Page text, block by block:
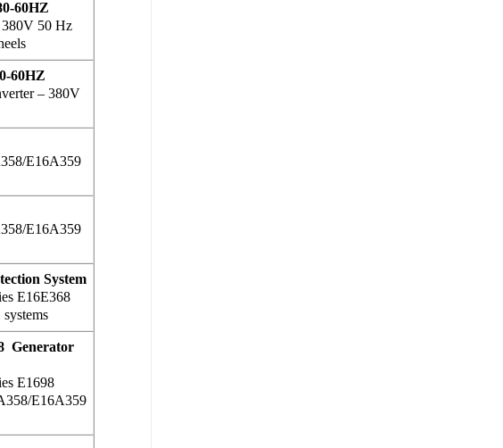
60HZ
380V 50 Hz
60HZ
– 380V
E16A359
E16A359
System
E16E368
Generator
E1698
E16A359